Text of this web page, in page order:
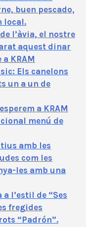
buen pescado,
local.
l’àvia, el nostre
aquest dinar
KRAM
Els canelons
un a un de
a KRAM
menú de
amb les
com les
les amb una
l’estil de “Ses
fregides
“Padrón”.